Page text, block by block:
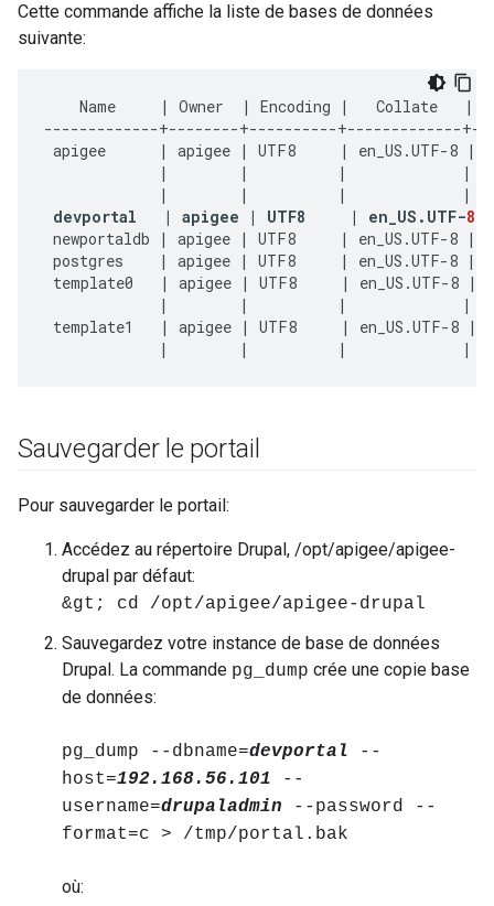
Cette commande affiche la liste de bases de données
suivante:
Name | Owner | Encoding | Collate
|
-------------+--------+----------+-------------
apigee
| apigee | UTF8 | en_US .UTF-8 |
|
| |
|
|
| |
|
devportal
| apigee | UTF8 | en_US . UTF-8
newportaldb
| apigee | UTF8 | en_US .UTF-8 |
postgres
| apigee | UTF8 | en_US .UTF-8 |
template0
| apigee | UTF8 | en_US .UTF-8 |
|
| |
|
template1
| apigee | UTF8 | en_US .UTF-8 |
|
| | |
Sauvegarder le portail
Pour sauvegarder le portail:
Accédez au répertoire Drupal, /opt/apigee/apigee-
drupal par défaut:
&gt; cd /opt/apigee/apigee-drupal
Sauvegardez votre instance de base de données
Drupal. La commande pg_dump crée une copie base
de données:
pg_dump --dbname=devportal --
host=192.168.56.101 --
username=drupaladmin --password --
format=c > /tmp/portal.bak
où: